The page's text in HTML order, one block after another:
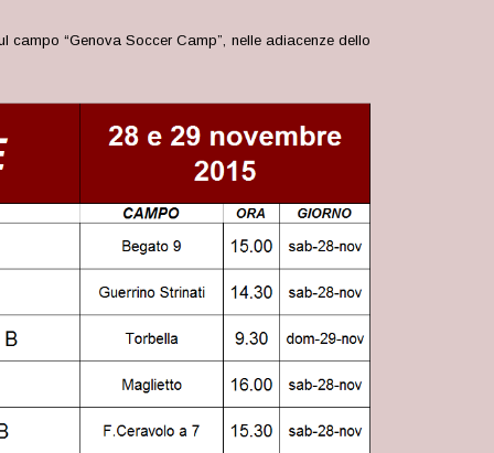
campo “Genova Soccer Camp”, nelle adiacenze dello